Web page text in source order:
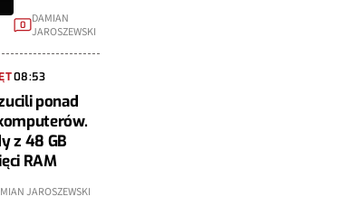
0
DAMIAN
JAROSZEWSKI
08:53
ponad
z 48 GB
RAM
JAROSZEWSKI